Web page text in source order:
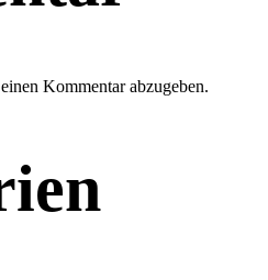
Kommentar abzugeben.